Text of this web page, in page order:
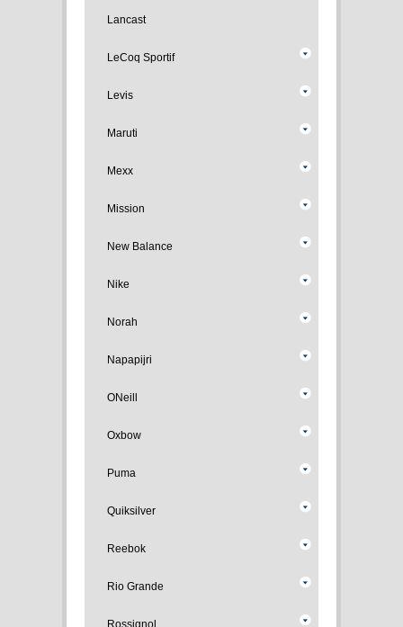
Lancast
LeCoq Sportif
Levis
Maruti
Mexx
Mission
New Balance
Nike
Norah
Napapijri
ONeill
Oxbow
Puma
Quiksilver
Reebok
Rio Grande
Rossignol